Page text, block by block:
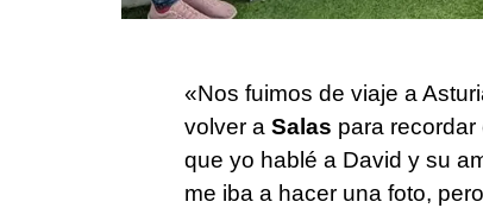
«Nos fuimos de viaje a
volver a Salas para
que yo hablé a David y su
me iba a hacer una foto,